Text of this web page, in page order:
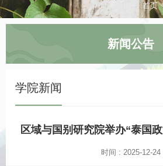
首页
新闻公告
学院新闻
区域与国别研究院举办“泰国
时间 : 2025-12-24